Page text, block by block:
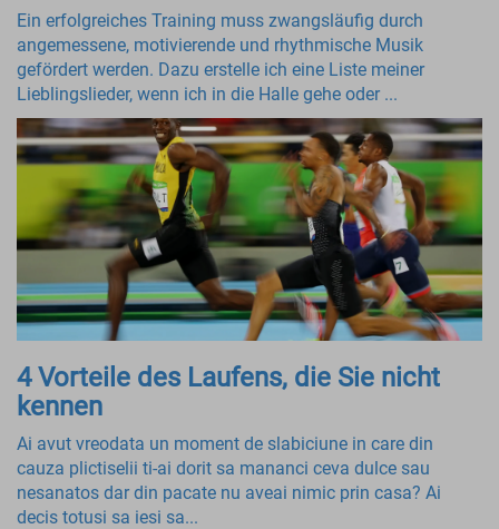
Ein erfolgreiches Training muss zwangsläufig durch
angemessene, motivierende und rhythmische Musik
gefördert werden. Dazu erstelle ich eine Liste meiner
Lieblingslieder, wenn ich in die Halle gehe oder ...
4 Vorteile des Laufens, die Sie nicht
kennen
Ai avut vreodata un moment de slabiciune in care din
cauza plictiselii ti-ai dorit sa mananci ceva dulce sau
nesanatos dar din pacate nu aveai nimic prin casa? Ai
decis totusi sa iesi sa...